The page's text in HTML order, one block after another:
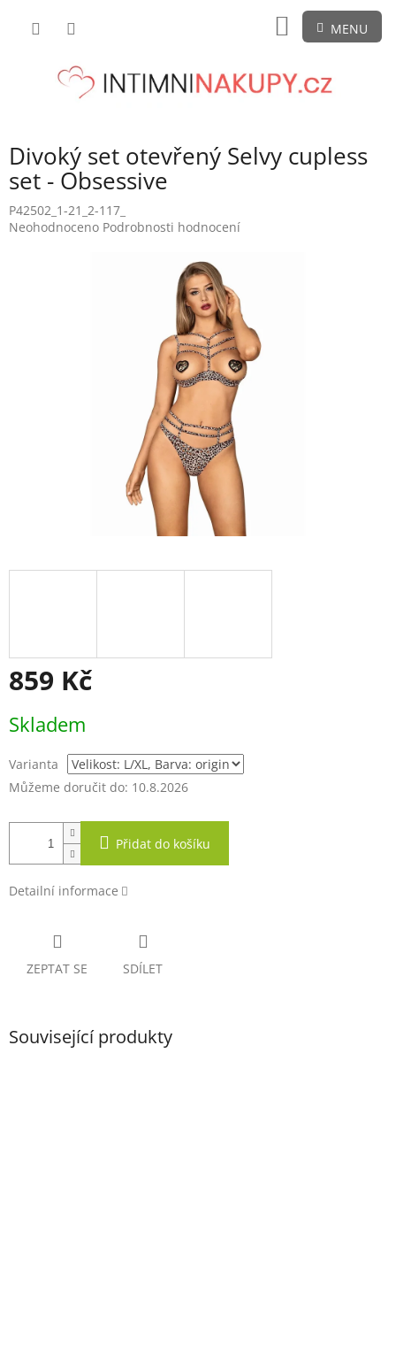
NÁKUPNÍ
KOŠÍK
Divoký set otevřený Selvy cupless
set - Obsessive
P42502_1-21_2-117_
Průměrné
Neohodnoceno Podrobnosti hodnocení
859 Kč
cena:
Skladem
Varianta
Můžeme doručit do: 10.8.2026
Přidat do košíku
Detailní informace
ZEPTAT SE SDÍLET
Související produkty